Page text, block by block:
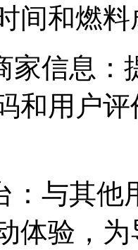
间和燃料
家信息
和用户
：与其他
体验，